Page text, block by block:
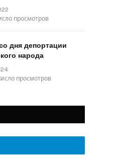
просмотров
дня депортации
народа
просмотров